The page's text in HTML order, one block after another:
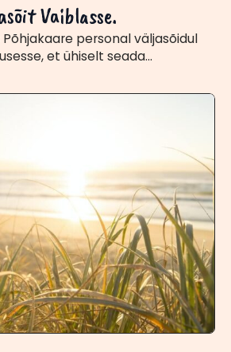
Vaiblasse.
Põhjakaare personal väljasõidul
et ühiselt seada…